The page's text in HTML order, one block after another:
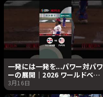
一発には一発を...パワー対パワ
ーの展開｜2026 ワールドベー
スボールクラシック | Netflix
Japan
3月16日